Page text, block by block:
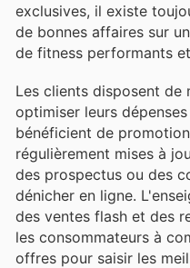
exclusives, il existe
de bonnes affaires sur
de fitness performants
Les clients disposent de
optimiser leurs
bénéficient de
régulièrement mises à
des prospectus ou des
dénicher en ligne.
des ventes flash et des
les consommateurs à
offres pour saisir les